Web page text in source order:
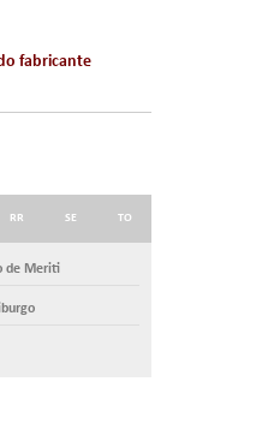
RR SE TO
de Meriti